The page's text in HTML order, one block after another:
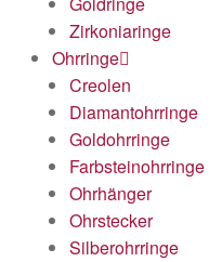
Zirkoniaringe
Ohrringe
Creolen
Diamantohrringe
Goldohrringe
Farbsteinohrringe
Ohrhänger
Ohrstecker
Silberohrringe